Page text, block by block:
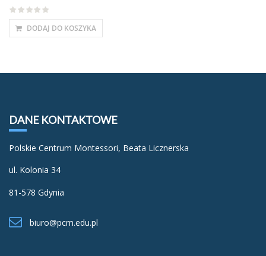
DODAJ DO KOSZYKA
DANE KONTAKTOWE
Polskie Centrum Montessori, Beata Licznerska
ul. Kolonia 34
81-578 Gdynia
biuro@pcm.edu.pl